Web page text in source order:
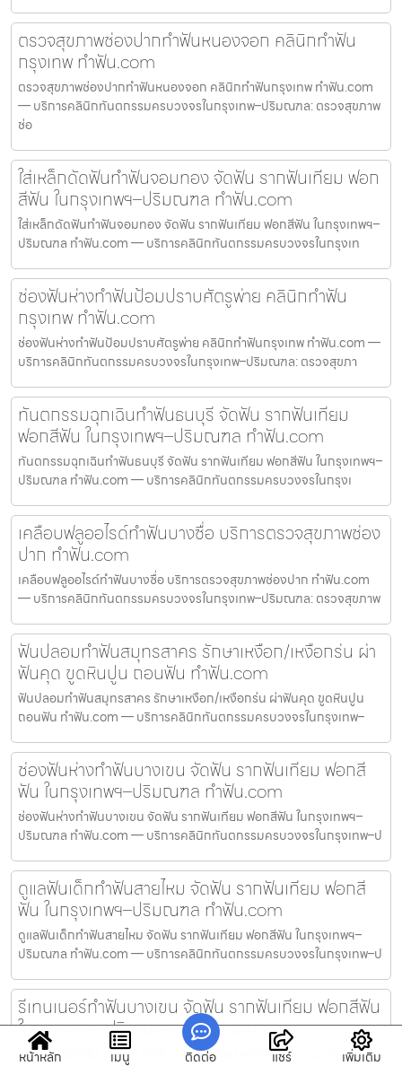
ตรวจสุขภาพช่องปากทำฟันหนองจอก คลินิกทำฟัน
กรุงเทพ ทำฟัน.com
ตรวจสุขภาพช่องปากทำฟันหนองจอก คลินิกทำฟันกรุงเทพ ทำฟัน.com
— บริการคลินิกทันตกรรมครบวงจรในกรุงเทพ–ปริมณฑล: ตรวจสุขภาพ
ช่อ
ใส่เหล็กดัดฟันทำฟันจอมทอง จัดฟัน รากฟันเทียม ฟอก
สีฟัน ในกรุงเทพฯ–ปริมณฑล ทำฟัน.com
ใส่เหล็กดัดฟันทำฟันจอมทอง จัดฟัน รากฟันเทียม ฟอกสีฟัน ในกรุงเทพฯ–
ปริมณฑล ทำฟัน.com — บริการคลินิกทันตกรรมครบวงจรในกรุงเท
ช่องฟันห่างทำฟันป้อมปราบศัตรูพ่าย คลินิกทำฟัน
กรุงเทพ ทำฟัน.com
ช่องฟันห่างทำฟันป้อมปราบศัตรูพ่าย คลินิกทำฟันกรุงเทพ ทำฟัน.com —
บริการคลินิกทันตกรรมครบวงจรในกรุงเทพ–ปริมณฑล: ตรวจสุขภา
ทันตกรรมฉุกเฉินทำฟันธนบุรี จัดฟัน รากฟันเทียม
ฟอกสีฟัน ในกรุงเทพฯ–ปริมณฑล ทำฟัน.com
ทันตกรรมฉุกเฉินทำฟันธนบุรี จัดฟัน รากฟันเทียม ฟอกสีฟัน ในกรุงเทพฯ–
ปริมณฑล ทำฟัน.com — บริการคลินิกทันตกรรมครบวงจรในกรุงเ
เคลือบฟลูออไรด์ทำฟันบางซื่อ บริการตรวจสุขภาพช่อง
ปาก ทำฟัน.com
เคลือบฟลูออไรด์ทำฟันบางซื่อ บริการตรวจสุขภาพช่องปาก ทำฟัน.com
— บริการคลินิกทันตกรรมครบวงจรในกรุงเทพ–ปริมณฑล: ตรวจสุขภาพ
ฟันปลอมทำฟันสมุทรสาคร รักษาเหงือก/เหงือกร่น ผ่า
ฟันคุด ขูดหินปูน ถอนฟัน ทำฟัน.com
ฟันปลอมทำฟันสมุทรสาคร รักษาเหงือก/เหงือกร่น ผ่าฟันคุด ขูดหินปูน
ถอนฟัน ทำฟัน.com — บริการคลินิกทันตกรรมครบวงจรในกรุงเทพ–
ช่องฟันห่างทำฟันบางเขน จัดฟัน รากฟันเทียม ฟอกสี
ฟัน ในกรุงเทพฯ–ปริมณฑล ทำฟัน.com
ช่องฟันห่างทำฟันบางเขน จัดฟัน รากฟันเทียม ฟอกสีฟัน ในกรุงเทพฯ–
ปริมณฑล ทำฟัน.com — บริการคลินิกทันตกรรมครบวงจรในกรุงเทพ–ป
ดูแลฟันเด็กทำฟันสายไหม จัดฟัน รากฟันเทียม ฟอกสี
ฟัน ในกรุงเทพฯ–ปริมณฑล ทำฟัน.com
ดูแลฟันเด็กทำฟันสายไหม จัดฟัน รากฟันเทียม ฟอกสีฟัน ในกรุงเทพฯ–
ปริมณฑล ทำฟัน.com — บริการคลินิกทันตกรรมครบวงจรในกรุงเทพ–ป
รีเทนเนอร์ทำฟันบางเขน จัดฟัน รากฟันเทียม ฟอกสีฟัน
ในกรุงเทพฯ–ปริมณฑล ทำฟัน.com
รีเทนเนอร์ทำฟันบางเขน จัดฟัน รากฟันเทียม ฟอกสีฟัน ในกรุงเทพฯ–
หน้าหลัก เมนู ติดต่อ แชร์ เพิ่มเติม